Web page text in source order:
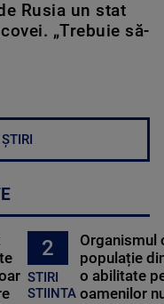
Rusia un stat
„Trebuie să-
2
STIRI
STIINTA
Organismul
populație
o abilitate
oamenilor